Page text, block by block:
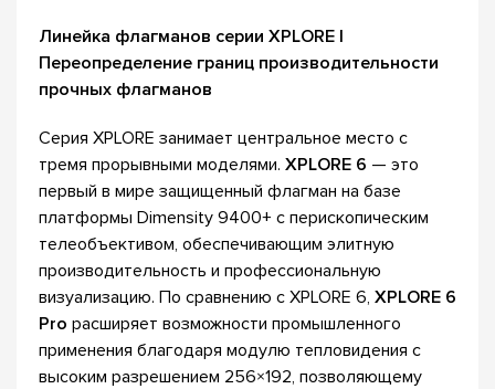
Линейка флагманов серии XPLORE |
Переопределение границ производительности
прочных флагманов
Серия XPLORE занимает центральное место с
тремя прорывными моделями. XPLORE 6 — это
первый в мире защищенный флагман на базе
платформы Dimensity 9400+ с перископическим
телеобъективом, обеспечивающим элитную
производительность и профессиональную
визуализацию. По сравнению с XPLORE 6, XPLORE 6
Pro расширяет возможности промышленного
применения благодаря модулю тепловидения с
высоким разрешением 256×192, позволяющему